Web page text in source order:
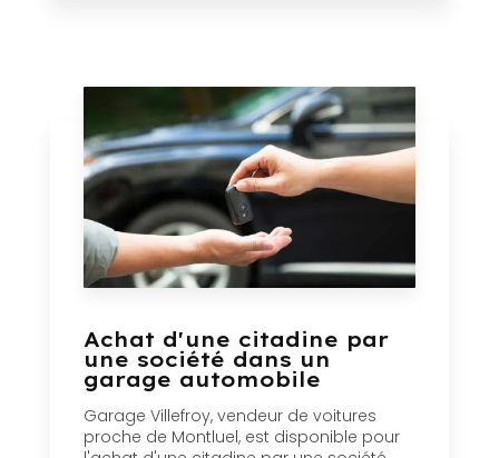
Achat d'une citadine par
une société dans un
garage automobile
Garage Villefroy, vendeur de voitures
proche de Montluel, est disponible pour